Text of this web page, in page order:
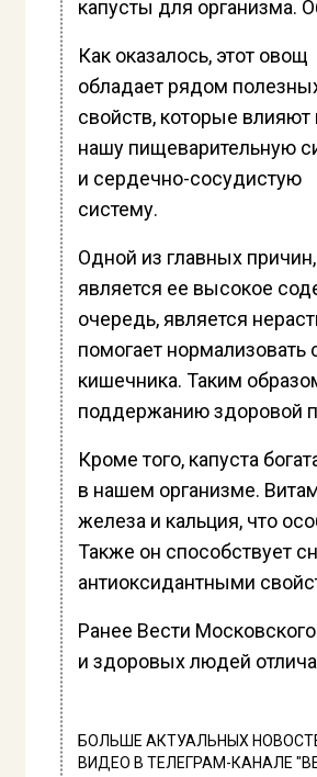
капусты для организма.
Как оказалось, этот овощ
обладает рядом
свойств, которые влияют
нашу пищеварительную
и сердечно-сосудистую
систему.
Одной из главных
является ее высокое
очередь, является
помогает нормализовать
кишечника. Таким
поддержанию здоровой
Кроме того, капуста
в нашем организме.
железа и кальция, что
Также он способствует
антиоксидантными
Ранее Вести
и здоровых людей
БОЛЬШЕ АКТУАЛЬНЫХ
ВИДЕО В ТЕЛЕГРАМ-КАНАЛЕ